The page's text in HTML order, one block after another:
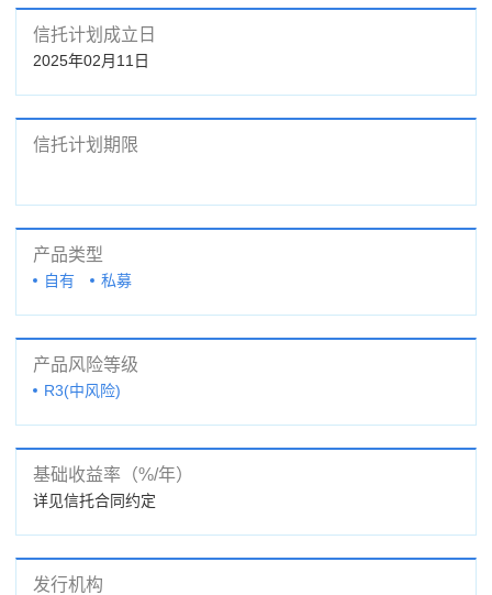
信托计划成立日
2025年02月11日
信托计划期限
产品类型
自有 私募
产品风险等级
R3(中风险)
基础收益率（%/年）
详见信托合同约定
发行机构